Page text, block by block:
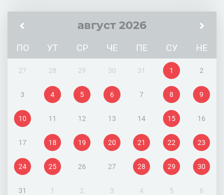
август 2026
ПО УТ СР ЧЕ ПЕ СУ НЕ
27 28 29 30 31 1 2
3 4 5 6 7 8 9
10 11 12 13 14 15 16
17 18 19 20 21 22 23
24 25 26 27 28 29 30
31 1 2 3 4 5 6